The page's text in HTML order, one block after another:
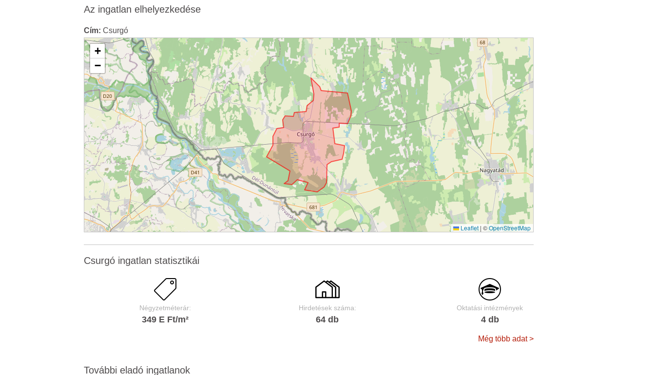
Az ingatlan elhelyezkedése
Cím: Csurgó
+
−
Leaflet | ©OpenStreetMap
Csurgó ingatlan statisztikái
Négyzetméterár:
349 E Ft/m²
Hirdetések száma:
64 db
Oktatási intézmények
4 db
Még több adat >
További eladó ingatlanok